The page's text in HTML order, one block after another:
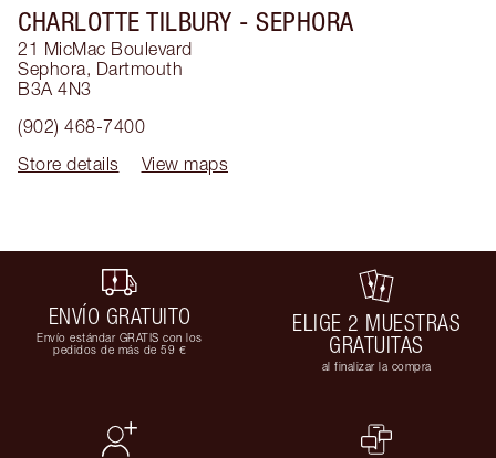
CHARLOTTE TILBURY - SEPHORA
21 MicMac Boulevard
Sephora, Dartmouth
B3A 4N3
(902) 468-7400
Store details
View maps
ENVÍO GRATUITO
Envío estándar GRATIS con los
pedidos de más de 59 €
ELIGE 2 MUESTRAS
GRATUITAS
al finalizar la compra